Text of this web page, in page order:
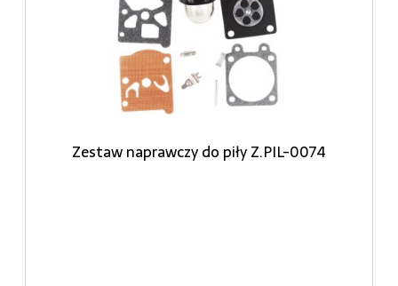
Zestaw naprawczy do piły Z.PIL-0074